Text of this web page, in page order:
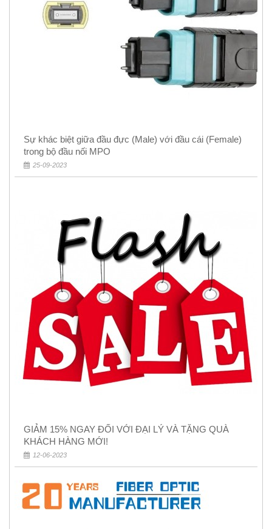
Sự khác biệt giữa đầu đực (Male) với đầu cái (Female)
trong bộ đầu nối MPO
25-09-2023
GIẢM 15% NGAY ĐỐI VỚI ĐẠI LÝ VÀ TẶNG QUÀ
KHÁCH HÀNG MỚI!
12-06-2023